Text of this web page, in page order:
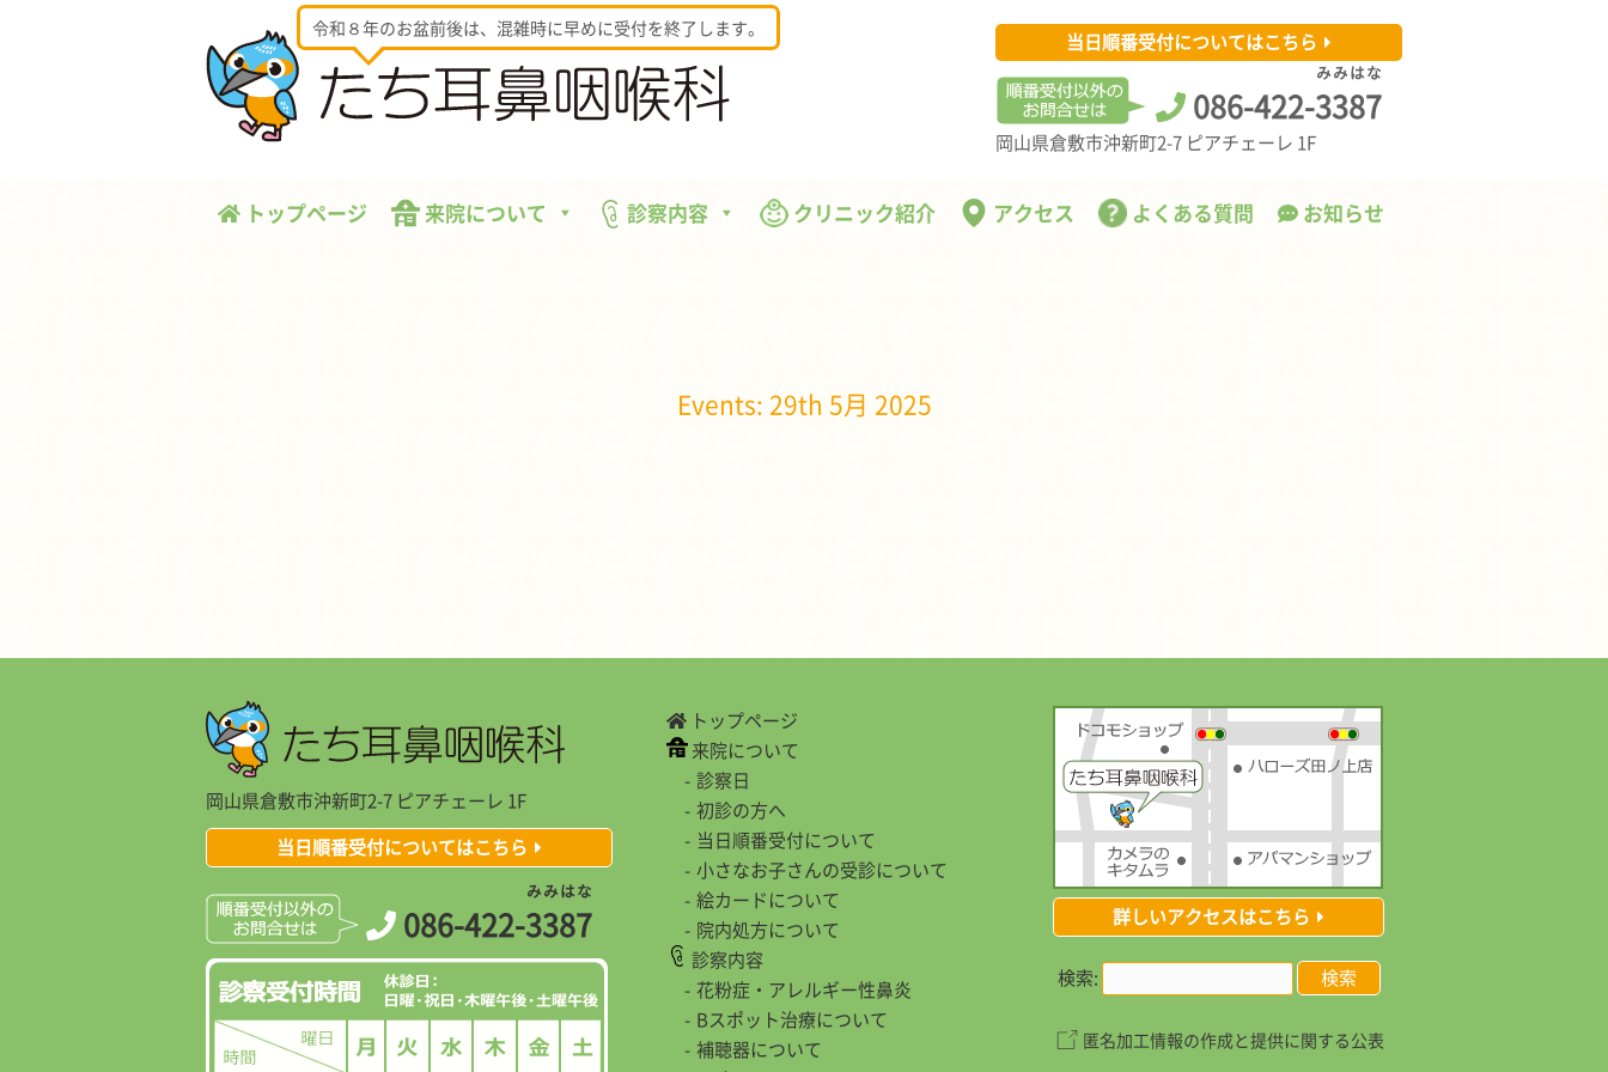
令和８年のお盆前後は、混雑時に早めに受付を終了します。
当日順番受付についてはこちら
086-422-3
み
3
み
8
は
7
な
岡山県倉敷市沖新町2-7 ピアチェーレ 1F
トップページ 来院について 診察内容 クリニック紹介 アクセス よくある質問 お知らせ
Events: 29th 5月 2025
岡山県倉敷市沖新町2-7 ピアチェーレ 1F
当日順番受付についてはこちら
086-422-3
み
3
み
8
は
7
な
トップページ
来院について
診察日
初診の方へ
当日順番受付について
小さなお子さんの受診について
絵カードについて
院内処方について
診察内容
花粉症・アレルギー性鼻炎
Bスポット治療について
補聴器について
詳しいアクセスはこちら
検索:
匿名加工情報の作成と提供に関する公表